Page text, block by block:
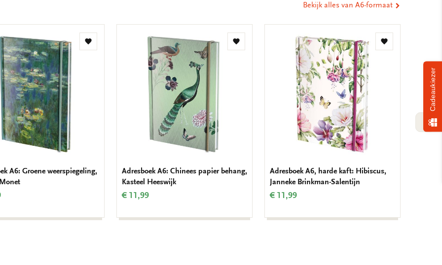
Bekijk alles van A6-formaat
Toevoegen
A6: Groene weerspiegeling,
Toevoegen
Adresboek A6: Chinees papier behang,
Kasteel Heeswijk
€ 11,99
Toevoegen
Adresboek A6, harde kaft: Hibiscus,
Janneke Brinkman-Salentijn
€ 11,99
Cadeaukiezer